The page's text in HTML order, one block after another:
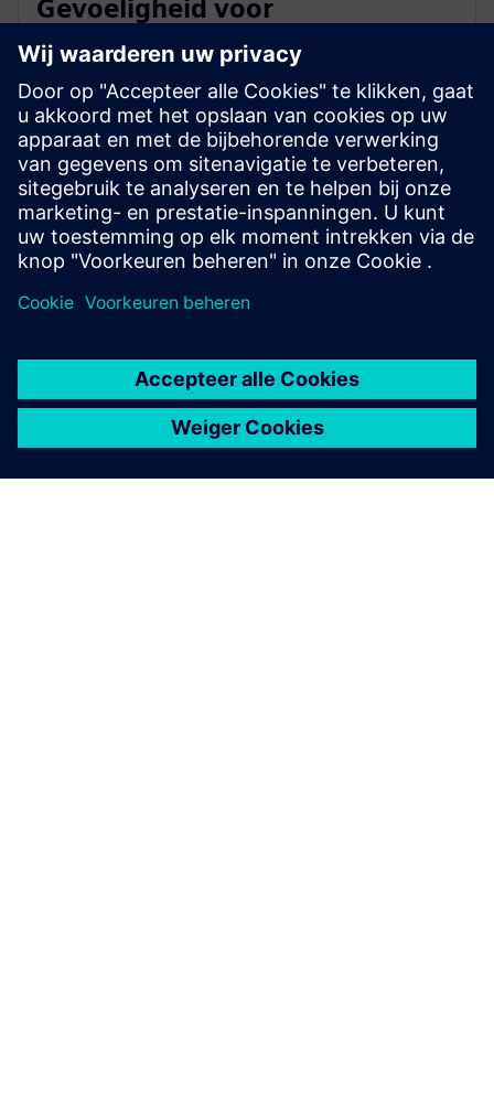
Gevoeligheid voor
veranderingen analyseren
VARIMOS Real is geen zwarte doos. Het suggereert
niet alleen een optimum, het vertelt u ook wat er zou
veranderen als u de dingen anders zou doen. Leid
betere discussies!